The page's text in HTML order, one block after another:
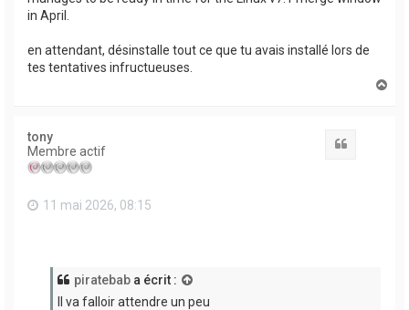
in April.
en attendant, désinstalle tout ce que tu avais installé lors de
tes tentatives infructueuses.
tony
Membre actif
11 mai 2026, 08:15
piratebab a écrit :
Il va falloir attendre un peu